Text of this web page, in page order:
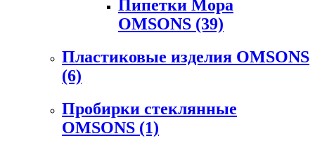
Пипетки Мора
OMSONS (39)
Пластиковые изделия OMSONS
(6)
Пробирки стеклянные
OMSONS (1)